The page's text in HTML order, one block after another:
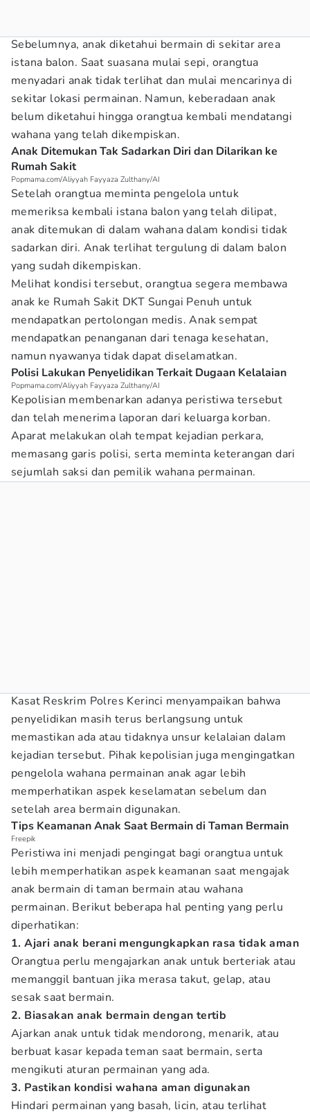
Sebelumnya, anak diketahui bermain di sekitar area
istana balon. Saat suasana mulai sepi, orangtua
menyadari anak tidak terlihat dan mulai mencarinya di
sekitar lokasi permainan. Namun, keberadaan anak
belum diketahui hingga orangtua kembali mendatangi
wahana yang telah dikempiskan.
Anak Ditemukan Tak Sadarkan Diri dan Dilarikan ke
Rumah Sakit
Popmama.com/Aliyyah Fayyaza Zulthany/AI
Setelah orangtua meminta pengelola untuk
memeriksa kembali istana balon yang telah dilipat,
anak ditemukan di dalam wahana dalam kondisi tidak
sadarkan diri. Anak terlihat tergulung di dalam balon
yang sudah dikempiskan.
Melihat kondisi tersebut, orangtua segera membawa
anak ke Rumah Sakit DKT Sungai Penuh untuk
mendapatkan pertolongan medis. Anak sempat
mendapatkan penanganan dari tenaga kesehatan,
namun nyawanya tidak dapat diselamatkan.
Polisi Lakukan Penyelidikan Terkait Dugaan Kelalaian
Popmama.com/Aliyyah Fayyaza Zulthany/AI
Kepolisian membenarkan adanya peristiwa tersebut
dan telah menerima laporan dari keluarga korban.
Aparat melakukan olah tempat kejadian perkara,
memasang garis polisi, serta meminta keterangan dari
sejumlah saksi dan pemilik wahana permainan.
Kasat Reskrim Polres Kerinci menyampaikan bahwa
penyelidikan masih terus berlangsung untuk
memastikan ada atau tidaknya unsur kelalaian dalam
kejadian tersebut. Pihak kepolisian juga mengingatkan
pengelola wahana permainan anak agar lebih
memperhatikan aspek keselamatan sebelum dan
setelah area bermain digunakan.
Tips Keamanan Anak Saat Bermain di Taman Bermain
Freepik
Peristiwa ini menjadi pengingat bagi orangtua untuk
lebih memperhatikan aspek keamanan saat mengajak
anak bermain di taman bermain atau wahana
permainan. Berikut beberapa hal penting yang perlu
diperhatikan:
1. Ajari anak berani mengungkapkan rasa tidak aman
Orangtua perlu mengajarkan anak untuk berteriak atau
memanggil bantuan jika merasa takut, gelap, atau
sesak saat bermain.
2. Biasakan anak bermain dengan tertib
Ajarkan anak untuk tidak mendorong, menarik, atau
berbuat kasar kepada teman saat bermain, serta
mengikuti aturan permainan yang ada.
3. Pastikan kondisi wahana aman digunakan
Hindari permainan yang basah, licin, atau terlihat